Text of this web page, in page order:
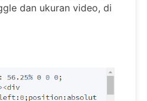
dan ukuran video, di